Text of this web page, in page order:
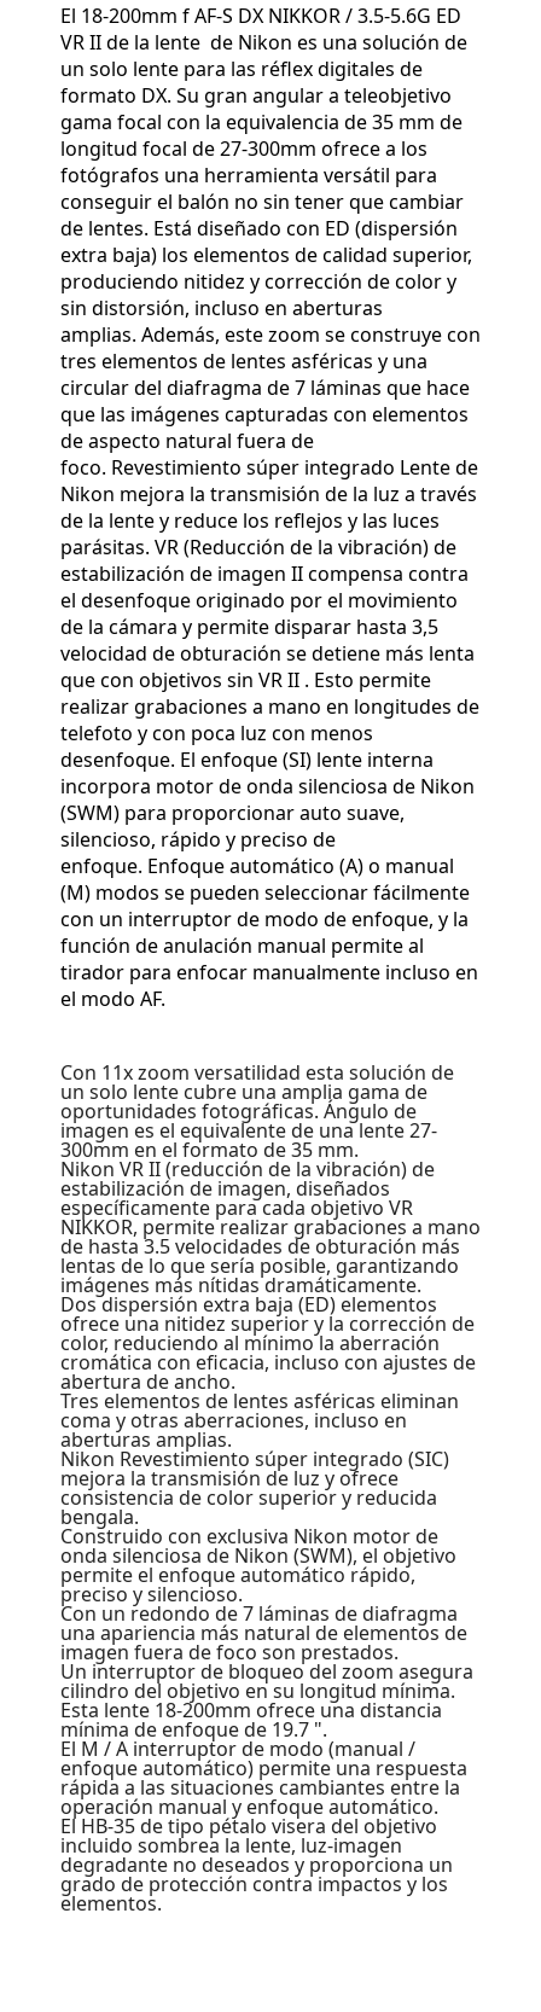
El 18-200mm f AF-S DX NIKKOR / 3.5-5.6G ED
VR II de la lente de Nikon es una solución de
un solo lente para las réflex digitales de
formato DX. Su gran angular a teleobjetivo
gama focal con la equivalencia de 35 mm de
longitud focal de 27-300mm ofrece a los
fotógrafos una herramienta versátil para
conseguir el balón no sin tener que cambiar
de lentes. Está diseñado con ED (dispersión
extra baja) los elementos de calidad superior,
produciendo nitidez y corrección de color y
sin distorsión, incluso en aberturas
amplias. Además, este zoom se construye con
tres elementos de lentes asféricas y una
circular del diafragma de 7 láminas que hace
que las imágenes capturadas con elementos
de aspecto natural fuera de
foco. Revestimiento súper integrado Lente de
Nikon mejora la transmisión de la luz a través
de la lente y reduce los reflejos y las luces
parásitas. VR (Reducción de la vibración) de
estabilización de imagen II compensa contra
el desenfoque originado por el movimiento
de la cámara y permite disparar hasta 3,5
velocidad de obturación se detiene más lenta
que con objetivos sin VR II . Esto permite
realizar grabaciones a mano en longitudes de
telefoto y con poca luz con menos
desenfoque. El enfoque (SI) lente interna
incorpora motor de onda silenciosa de Nikon
(SWM) para proporcionar auto suave,
silencioso, rápido y preciso de
enfoque. Enfoque automático (A) o manual
(M) modos se pueden seleccionar fácilmente
con un interruptor de modo de enfoque, y la
función de anulación manual permite al
tirador para enfocar manualmente incluso en
el modo AF.
Con 11x zoom versatilidad esta solución de
un solo lente cubre una amplia gama de
oportunidades fotográficas. Ángulo de
imagen es el equivalente de una lente 27-
300mm en el formato de 35 mm.
Nikon VR II (reducción de la vibración) de
estabilización de imagen, diseñados
específicamente para cada objetivo VR
NIKKOR, permite realizar grabaciones a mano
de hasta 3.5 velocidades de obturación más
lentas de lo que sería posible, garantizando
imágenes más nítidas dramáticamente.
Dos dispersión extra baja (ED) elementos
ofrece una nitidez superior y la corrección de
color, reduciendo al mínimo la aberración
cromática con eficacia, incluso con ajustes de
abertura de ancho.
Tres elementos de lentes asféricas eliminan
coma y otras aberraciones, incluso en
aberturas amplias.
Nikon Revestimiento súper integrado (SIC)
mejora la transmisión de luz y ofrece
consistencia de color superior y reducida
bengala.
Construido con exclusiva Nikon motor de
onda silenciosa de Nikon (SWM), el objetivo
permite el enfoque automático rápido,
preciso y silencioso.
Con un redondo de 7 láminas de diafragma
una apariencia más natural de elementos de
imagen fuera de foco son prestados.
Un interruptor de bloqueo del zoom asegura
cilindro del objetivo en su longitud mínima.
Esta lente 18-200mm ofrece una distancia
mínima de enfoque de 19.7 ".
El M / A interruptor de modo (manual /
enfoque automático) permite una respuesta
rápida a las situaciones cambiantes entre la
operación manual y enfoque automático.
El HB-35 de tipo pétalo visera del objetivo
incluido sombrea la lente, luz-imagen
degradante no deseados y proporciona un
grado de protección contra impactos y los
elementos.